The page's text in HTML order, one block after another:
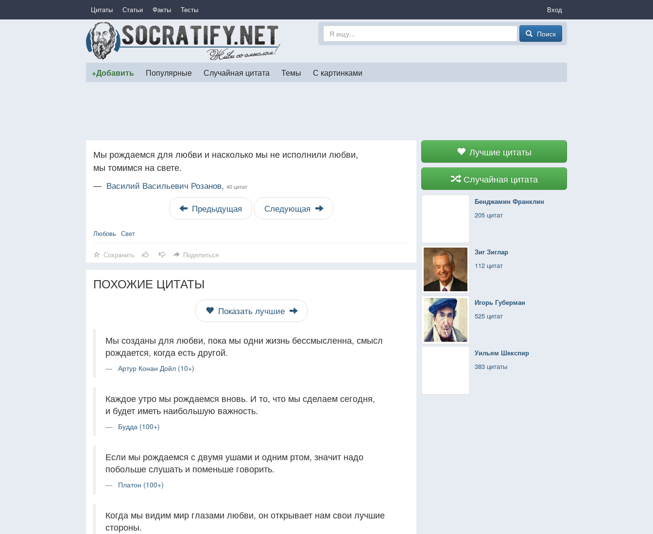
Цитаты Статьи Факты Тесты Вход
Поиск
+Добавить Популярные Случайная цитата Темы С картинками
Лучшие цитаты
Случайная цитата
Бенджамин Франклин
205 цитат
Зиг Зиглар
112 цитат
Игорь Губерман
525 цитат
Уильям Шекспир
383 цитаты
Мы рождаемся для любви и насколько мы не исполнили любви,
мы томимся на свете.
— Василий Васильевич Розанов, 40 цитат
Предыдущая Следующая
Любовь Свет
Сохранить Поделиться
ПОХОЖИЕ ЦИТАТЫ
Показать лучшие
Мы созданы для любви, пока мы одни жизнь бессмысленна, смысл
рождается, когда есть другой.
Артур Конан Дойл (10+)
Каждое утро мы рождаемся вновь. И то, что мы сделаем сегодня,
и будет иметь наибольшую важность.
Будда (100+)
Если мы рождаемся с двумя ушами и одним ртом, значит надо
побольше слушать и поменьше говорить.
Платон (100+)
Когда мы видим мир глазами любви, он открывает нам свои лучшие
стороны.